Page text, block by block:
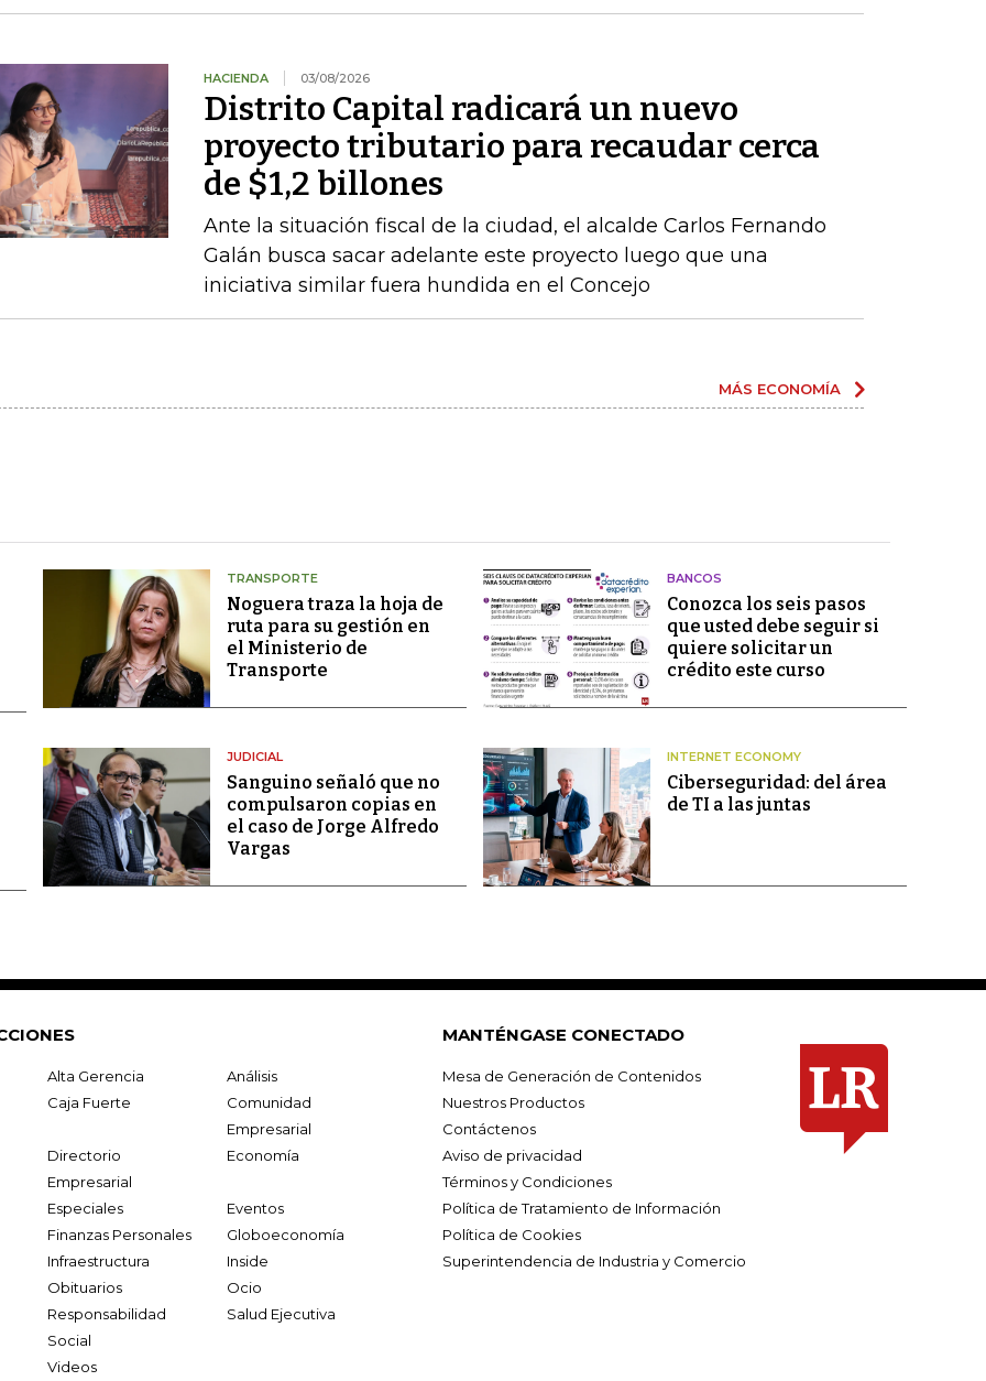
HACIENDA 03/08/2026
Distrito Capital radicará un nuevo
proyecto tributario para recaudar cerca
de $1,2 billones
Ante la situación fiscal de la ciudad, el alcalde Carlos Fernando
Galán busca sacar adelante este proyecto luego que una
iniciativa similar fuera hundida en el Concejo
MÁS ECONOMÍA
TRANSPORTE
Noguera traza la hoja de
ruta para su gestión en
el Ministerio de
Transporte
BANCOS
Conozca los seis pasos
que usted debe seguir si
quiere solicitar un
crédito este curso
JUDICIAL
Sanguino señaló que no
compulsaron copias en
el caso de Jorge Alfredo
Vargas
INTERNET ECONOMY
Ciberseguridad: del área
de TI a las juntas
Alta Gerencia
Análisis
Caja Fuerte
Comunidad
Empresarial
Directorio
Empresarial
Economía
Especiales
Eventos
Finanzas Personales
Globoeconomía
Infraestructura
Inside
Obituarios
Ocio
Responsabilidad
Social
Salud Ejecutiva
Videos
MANTÉNGASE CONECTADO
Mesa de Generación de Contenidos
Nuestros Productos
Contáctenos
Aviso de privacidad
Términos y Condiciones
Política de Tratamiento de Información
Política de Cookies
Superintendencia de Industria y Comercio